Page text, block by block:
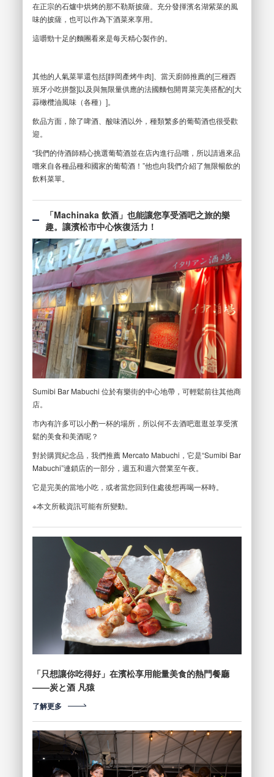
在正宗的石爐中烘烤的那不勒斯披薩。充分發揮濱名湖紫菜的風
味的披薩，也可以作為下酒菜來享用。
這嚼勁十足的麵團看來是每天精心製作的。
其他的人氣菜單還包括[靜岡產烤牛肉]、當天廚師推薦的[三種西
班牙小吃拼盤]以及與無限量供應的法國麵包開胃菜完美搭配的[大
蒜橄欖油風味（各種）]。
飲品方面，除了啤酒、酸味酒以外，種類繁多的葡萄酒也很受歡
迎。
“我們的侍酒師精心挑選葡萄酒並在店內進行品嚐，所以請過來品
嚐來自各種品種和國家的葡萄酒！”他也向我們介紹了無限暢飲的
飲料菜單。
「Machinaka 飲酒」也能讓您享受酒吧之旅的樂
趣。讓濱松市中心恢復活力！
Sumibi Bar Mabuchi 位於有樂街的中心地帶，可輕鬆前往其他商
店。
市內有許多可以小酌一杯的場所，所以何不去酒吧逛逛並享受濱
鬆的美食和美酒呢？
對於購買紀念品，我們推薦 Mercato Mabuchi，它是“Sumibi Bar
Mabuchi”連鎖店的一部分，週五和週六營業至午夜。
它是完美的當地小吃，或者當您回到住處後想再喝一杯時。
※本文所載資訊可能有所變動。
「只想讓你吃得好」在濱松享用能量美食的熱門餐廳
——炭と酒 凡猿
了解更多